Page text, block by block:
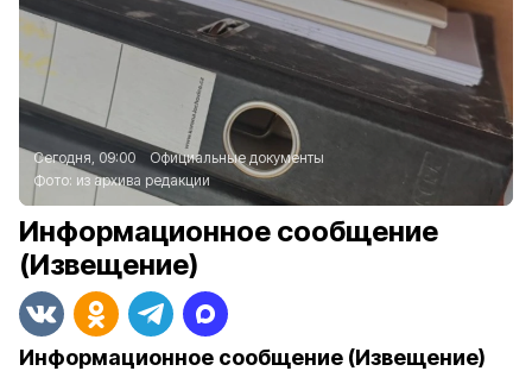
Сегодня, 09:00
Официальные документы
Фото: из архива редакции
Информационное сообщение
(Извещение)
Информационное сообщение (Извещение)